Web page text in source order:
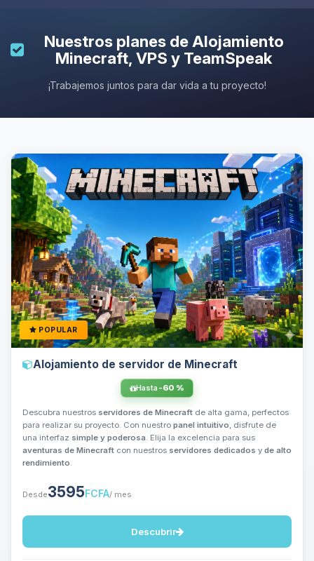
Nuestros planes de Alojamiento
Minecraft, VPS y TeamSpeak
¡Trabajemos juntos para dar vida a tu proyecto!
POPULAR
Alojamiento de servidor de Minecraft
Hasta -60 %
Descubra nuestros servidores de Minecraft de alta gama, perfectos
para realizar su proyecto. Con nuestro panel intuitivo, disfrute de
una interfaz simple y poderosa. Elija la excelencia para sus
aventuras de Minecraft con nuestros servidores dedicados y de alto
rendimiento.
Desde3595FCFA/ mes
Descubrir